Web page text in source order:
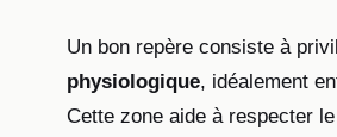
Un bon repère consiste à
physiologique, idéalement
Cette zone aide à respecter